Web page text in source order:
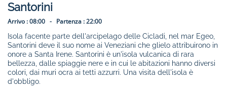
Santorini
Arrivo :08:00 - Partenza :22:00
Isola facente parte dell'arcipelago delle Cicladi, nel mar Egeo,
Santorini deve il suo nome ai Veneziani che glielo attribuirono in
onore a Santa Irene. Santorini è un'isola vulcanica di rara
bellezza, dalle spiaggie nere e in cui le abitazioni hanno diversi
colori, dai muri ocra ai tetti azzurri. Una visita dell'isola è
d'obbligo.